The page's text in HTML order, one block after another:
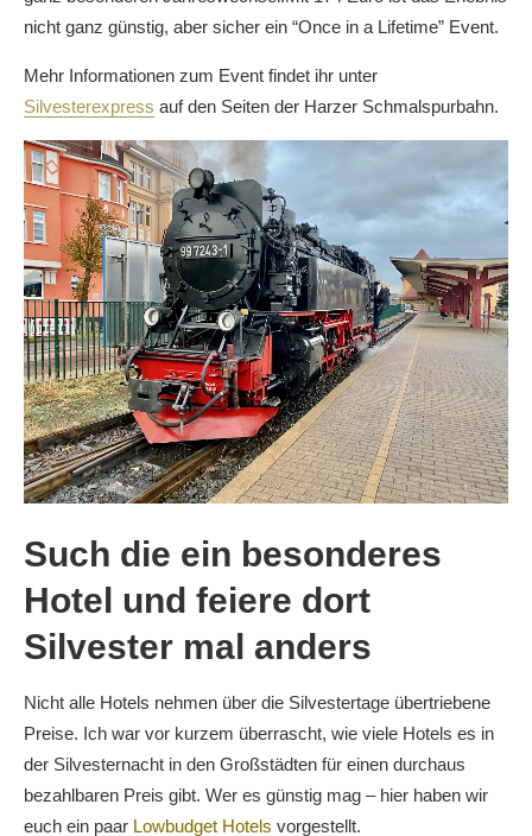
nicht ganz günstig, aber sicher ein “Once in a Lifetime” Event.
Mehr Informationen zum Event findet ihr unter
Silvesterexpress auf den Seiten der Harzer Schmalspurbahn.
Such die ein besonderes
Hotel und feiere dort
Silvester mal anders
Nicht alle Hotels nehmen über die Silvestertage übertriebene
Preise. Ich war vor kurzem überrascht, wie viele Hotels es in
der Silvesternacht in den Großstädten für einen durchaus
bezahlbaren Preis gibt. Wer es günstig mag – hier haben wir
euch ein paar Lowbudget Hotels vorgestellt.